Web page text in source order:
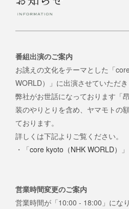
番組出演のご案内
お誂えの文化をテーマとした「
WORLD）」に出演させていただき
弊社がお世話になっております「
装のやりとりを含め、ヤマモトの
ております。
詳しくは下記よりご覧ください。
・「core kyoto（NHK WORLD） 」
営業時間変更のご案内
営業時間が「10:00 - 18:00」になり